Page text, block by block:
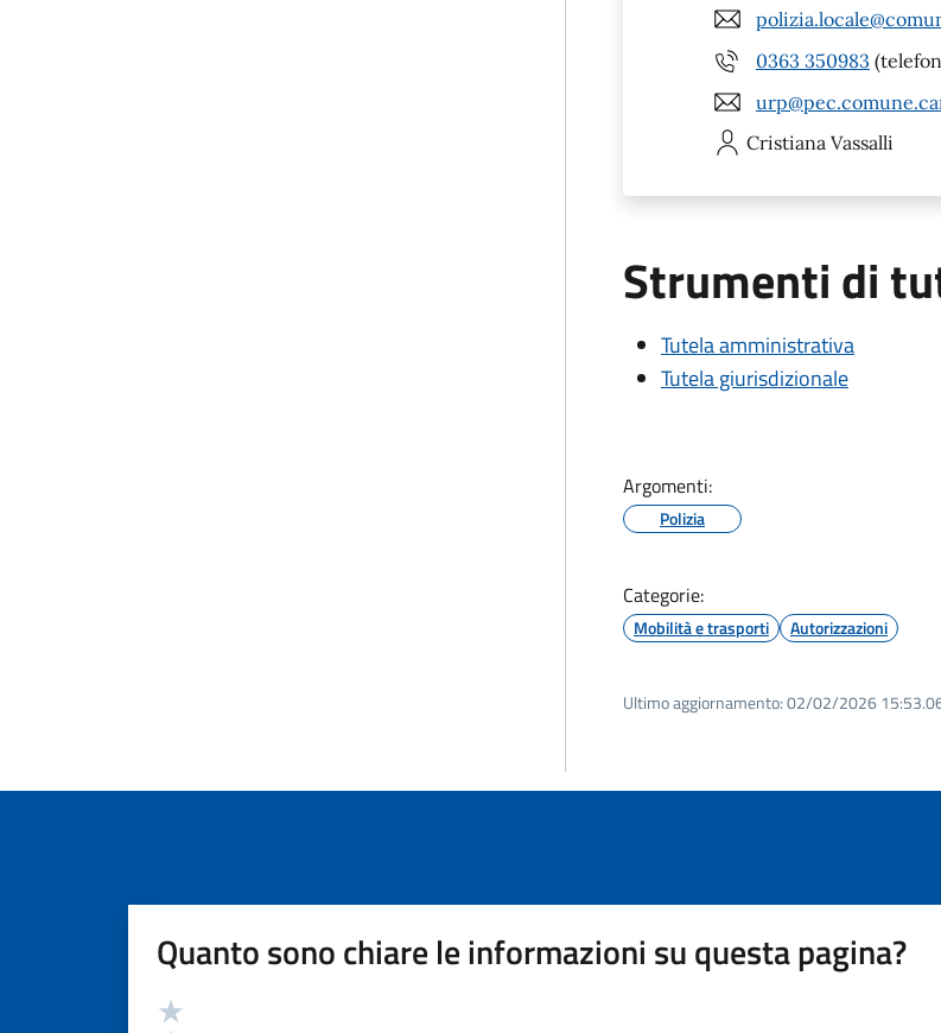
0363 350983
Cristiana Vassalli
Strumenti di
Tutela amministrativa
Tutela giurisdizionale
Argomenti:
Polizia
Categorie:
Mobilità e trasporti Autorizzazioni
Ultimo aggiornamento:02/02/2026
Quanto sono chiare le informazioni su questa pagina?
Valutazione